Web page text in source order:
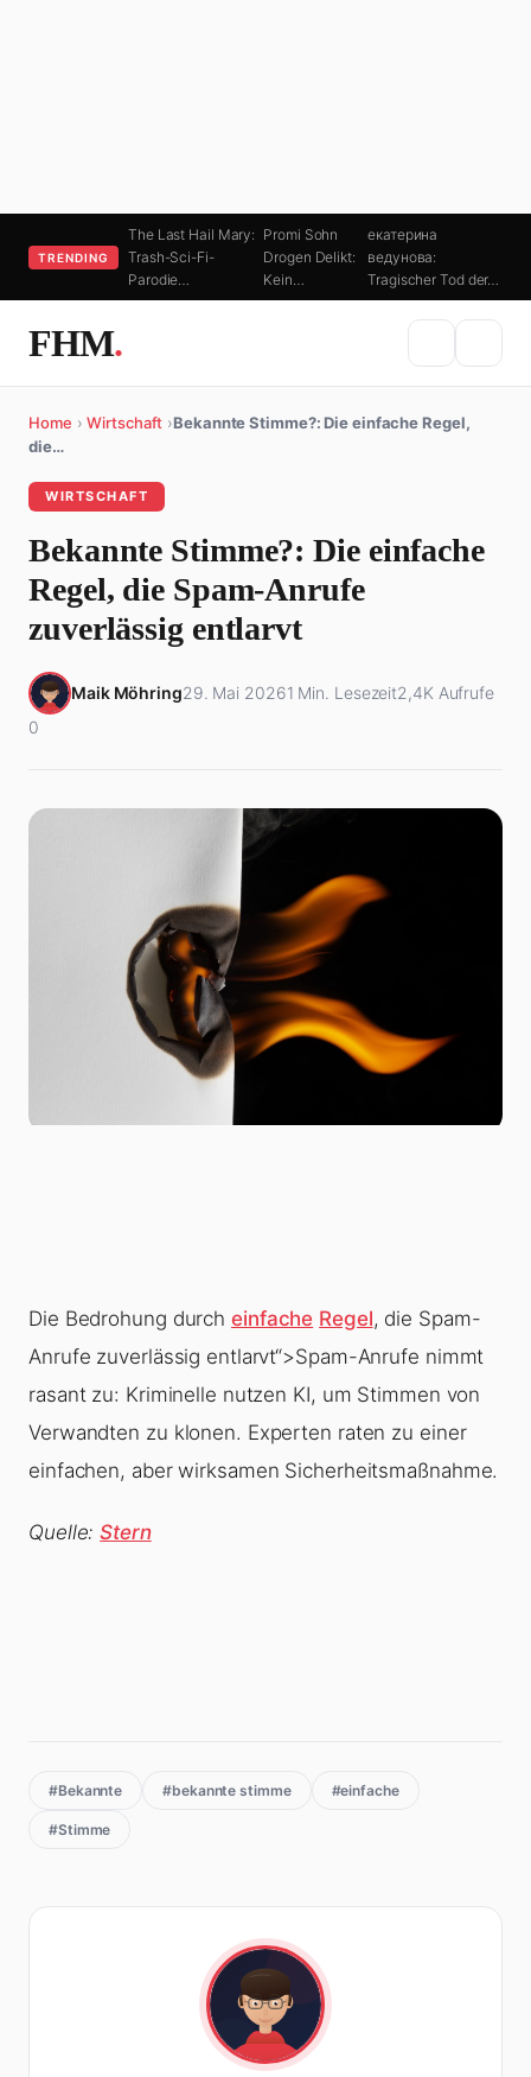
TRENDING
The Last Hail Mary:
Trash-Sci-Fi-
Parodie…
Promi Sohn
Drogen Delikt:
Kein…
екатерина
ведунова:
Tragischer Tod der…
FHM.
Home › Wirtschaft ›Bekannte Stimme?: Die einfache Regel,
die…
WIRTSCHAFT
Bekannte Stimme?: Die einfache
Regel, die Spam-Anrufe
zuverlässig entlarvt
Maik Möhring29. Mai 20261 Min. Lesezeit2,4K Aufrufe
0
Die Bedrohung durch einfache Regel, die Spam-
Anrufe zuverlässig entlarvt“>Spam-Anrufe nimmt
rasant zu: Kriminelle nutzen KI, um Stimmen von
Verwandten zu klonen. Experten raten zu einer
einfachen, aber wirksamen Sicherheitsmaßnahme.
Quelle:Stern
#Bekannte #bekannte stimme #einfache
#Stimme